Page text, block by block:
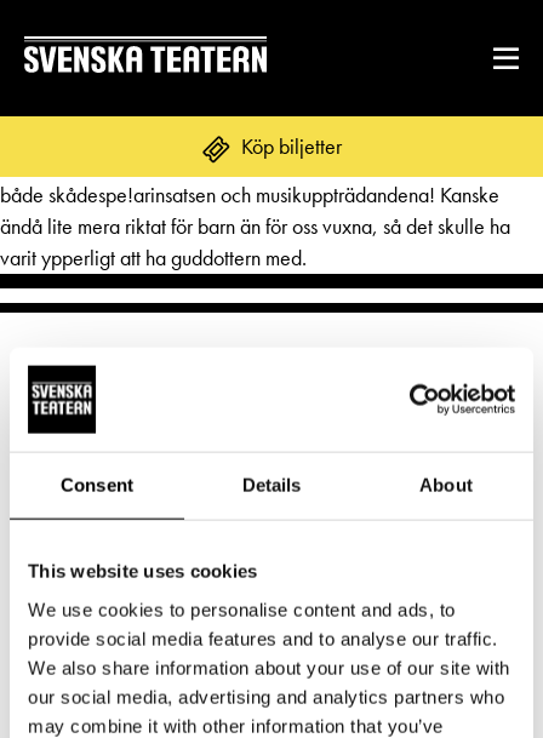
Consent Details About
This website uses cookies
We use cookies to personalise content and ads, to
provide social media features and to analyse our traffic.
We also share information about your use of our site with
our social media, advertising and analytics partners who
may combine it with other information that you’ve
Köp biljetter
REPERTOAR & BILJETTER
Repertoar
Kalender
Kundtjänst
Biljetter
Mat & dryck
Publikarbete
Textning
Tillgänglighet
Frågor & svar
Platskarta
GRUPPER & FÖRETAG
Grupper & teaterombud
Pedagognätverk & skolgrupper
Företag
Guidning
Teaterns verksamhet
Ensemble
Historia
LOGGA IN
Jättebra pjäs, enormt fina barnartister&vuxna skådespelare och
viktigt budskap som pjäsen förmedlade! Matilda var helt superb,
både skådespe!arinsatsen och musikuppträdandena! Kanske
ändå lite mera riktat för barn än för oss vuxna, så det skulle ha
varit ypperligt att ha guddottern med.
Norra esplanaden 2
00130 Helsingfors
Växel och reception
må-fr kl. 9-16
09 616 211
info@svenskateatern.fi